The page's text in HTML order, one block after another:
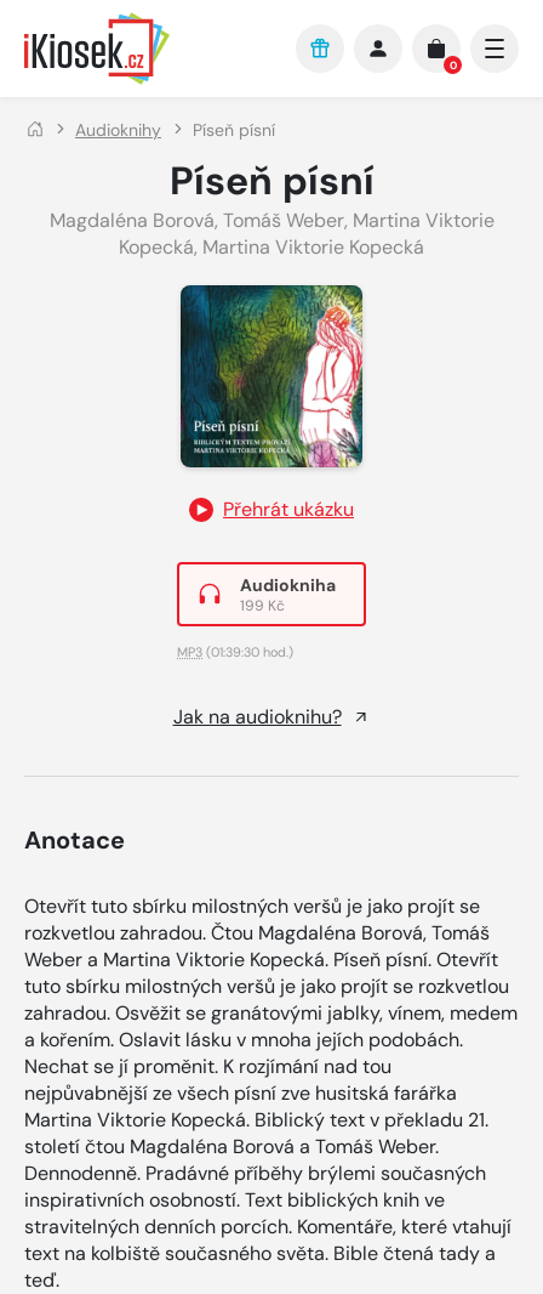
Přejít na hlavní obsah
0
Audioknihy Píseň písní
Píseň písní
Magdaléna Borová, Tomáš Weber, Martina Viktorie
Kopecká, Martina Viktorie Kopecká
Přehrát ukázku
Audiokniha
199 Kč
MP3 (01:39:30 hod.)
Jak na audioknihu?
Anotace
Otevřít tuto sbírku milostných veršů je jako projít se
rozkvetlou zahradou. Čtou Magdaléna Borová, Tomáš
Weber a Martina Viktorie Kopecká. Píseň písní. Otevřít
tuto sbírku milostných veršů je jako projít se rozkvetlou
zahradou. Osvěžit se granátovými jablky, vínem, medem
a kořením. Oslavit lásku v mnoha jejích podobách.
Nechat se jí proměnit. K rozjímání nad tou
nejpůvabnější ze všech písní zve husitská farářka
Martina Viktorie Kopecká. Biblický text v překladu 21.
století čtou Magdaléna Borová a Tomáš Weber.
Dennodenně. Pradávné příběhy brýlemi současných
inspirativních osobností. Text biblických knih ve
stravitelných denních porcích. Komentáře, které vtahují
text na kolbiště současného světa. Bible čtená tady a
teď.